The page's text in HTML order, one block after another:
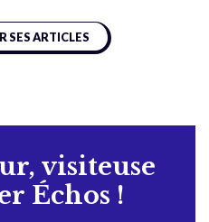
SES ARTICLES
visiteuse
Échos !